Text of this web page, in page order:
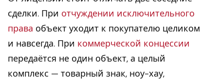
сделки. При отчуждении исключительного
права объект уходит к покупателю целиком
и навсегда. При коммерческой концессии
передаётся не один объект, а целый
комплекс — товарный знак, ноу-хау,